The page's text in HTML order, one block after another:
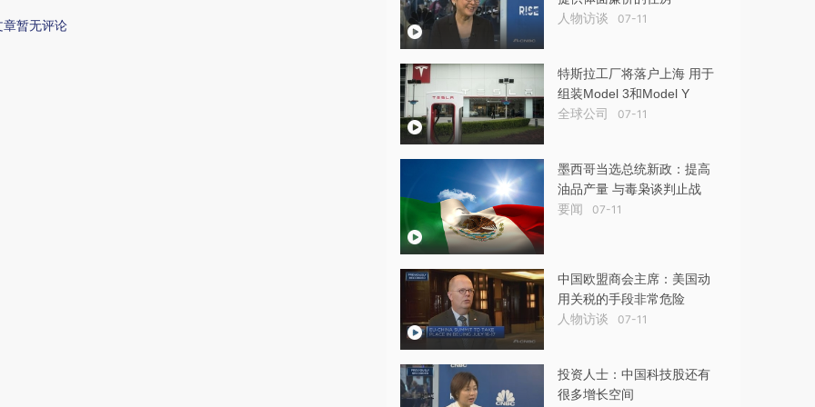
章暂无评论 人物访谈 07-11
特斯拉工厂将落户上海 用于
组装Model 3和Model Y
全球公司 07-11
墨西哥当选总统新政：提高
油品产量 与毒枭谈判止战
要闻 07-11
中国欧盟商会主席：美国动
用关税的手段非常危险
人物访谈 07-11
投资人士：中国科技股还有
很多增长空间